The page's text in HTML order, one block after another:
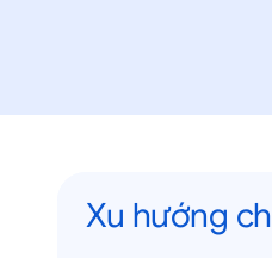
Xu hướng